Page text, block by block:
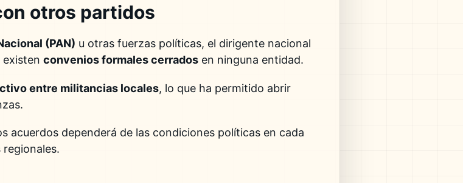
otros partidos
(PAN) u otras fuerzas políticas, el dirigente nacional
existen convenios formales cerrados en ninguna entidad.
entre militancias locales, lo que ha permitido abrir
acuerdos dependerá de las condiciones políticas en cada